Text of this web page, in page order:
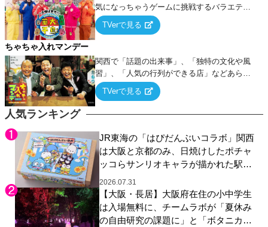
人気ランキング
JR東海の「はぴだんぶいコラボ」関西
は大阪と京都のみ、日焼けしたポチャ
ッコらサンリオキャラが描かれた駅弁
やグッズが登場
2026.07.31
【大阪・長居】大阪府在住の小中学生
は入場無料に、チームラボが「夏休み
の自由研究の課題に」と「ボタニカル
気になっちゃうゲームに挑戦するバラエティ
ー！
TVerで見る
ちゃちゃ入れマンデー
関西で「話題の出来事」、「独特の文化や風
習」、「人気の行列ができる店」などあらゆ
るテーマについて好き放題にちゃちゃを入れ
ていく関西色を前面に押し出したトークバラ
TVerで見る